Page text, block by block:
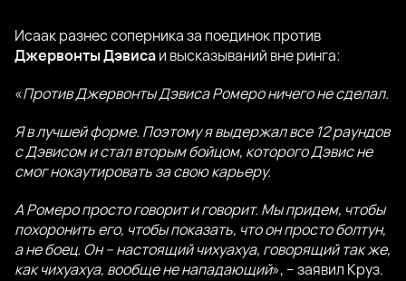
Исаак разнес соперника за поединок против
Джервонты Дэвисаи высказываний вне ринга:
«Против Джервонты Дэвиса Ромеро ничего не сделал.
Я в лучшей форме. Поэтому я выдержал все 12 раундов
с Дэвисом и стал вторым бойцом, которого Дэвис не
смог нокаутировать за свою карьеру.
А Ромеро просто говорит и говорит. Мы придем, чтобы
похоронить его, чтобы показать, что он просто болтун,
а не боец. Он – настоящий чихуахуа, говорящий так же,
как чихуахуа, вообще не нападающий», – заявил Круз.